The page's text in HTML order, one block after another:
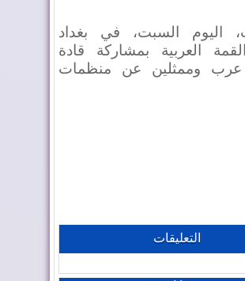
اليوم السبت، في بغداد
العربية بمشاركة قادة
عرب وممثلين عن منظمات
التعليقات